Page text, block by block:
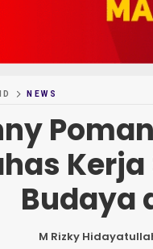
NEWS
Budaya
M Rizky